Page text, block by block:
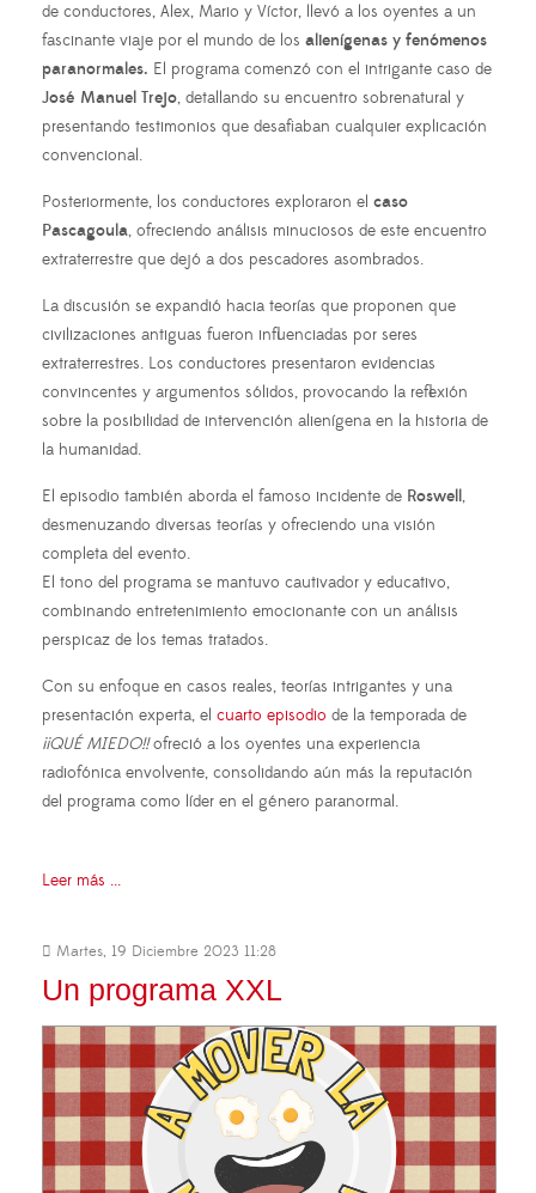
de conductores, Alex, Mario y Víctor, llevó a los oyentes a un
fascinante viaje por el mundo de los alienígenas y fenómenos
paranormales. El programa comenzó con el intrigante caso de
José Manuel Trejo, detallando su encuentro sobrenatural y
presentando testimonios que desafiaban cualquier explicación
convencional.
Posteriormente, los conductores exploraron el caso
Pascagoula, ofreciendo análisis minuciosos de este encuentro
extraterrestre que dejó a dos pescadores asombrados.
La discusión se expandió hacia teorías que proponen que
civilizaciones antiguas fueron influenciadas por seres
extraterrestres. Los conductores presentaron evidencias
convincentes y argumentos sólidos, provocando la reflexión
sobre la posibilidad de intervención alienígena en la historia de
la humanidad.
El episodio también aborda el famoso incidente de Roswell,
desmenuzando diversas teorías y ofreciendo una visión
completa del evento.
El tono del programa se mantuvo cautivador y educativo,
combinando entretenimiento emocionante con un análisis
perspicaz de los temas tratados.
Con su enfoque en casos reales, teorías intrigantes y una
presentación experta, el cuarto episodio de la temporada de
¡¡QUÉ MIEDO!!ofreció a los oyentes una experiencia
radiofónica envolvente, consolidando aún más la reputación
del programa como líder en el género paranormal.
Leer más ...
Martes, 19 Diciembre 2023 11:28
Un programa XXL